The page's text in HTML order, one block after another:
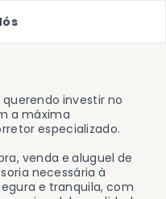
investir no
a máxima
especializado.
venda e aluguel de
necessária à
e tranquila, com